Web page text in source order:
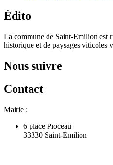
Édito
La commune de Saint-Emilion est
historique et de paysages viticoles
Nous suivre
Contact
Mairie :
6 place Pioceau
33330 Saint-Emilion